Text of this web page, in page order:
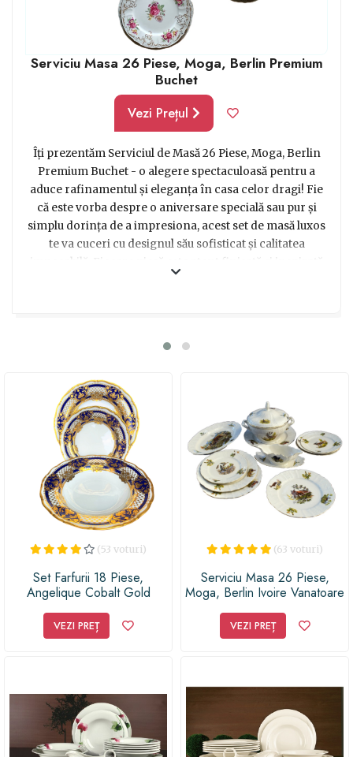
Serviciu Masa 26 Piese, Moga, Berlin Premium
Buchet
Vezi Prețul
Îți prezentăm Serviciul de Masă 26 Piese, Moga, Berlin
Premium Buchet - o alegere spectaculoasă pentru a
aduce rafinamentul și eleganța în casa celor dragi! Fie
că este vorba despre o aniversare specială sau pur și
simplu dorința de a impresiona, acest set de masă luxos
te va cuceri cu designul său sofisticat și calitatea
impecabilă. Fiecare piesă este atent finisată și inspirată
siguranță vei reuși să impresionezi pe toată lumea! Alege
simtă cu adevărat special în momentele speciale din
(53 voturi)
Set Farfurii 18 Piese,
Angelique Cobalt Gold
VEZI PREȚ
(63 voturi)
Serviciu Masa 26 Piese,
Moga, Berlin Ivoire Vanatoare
VEZI PREȚ